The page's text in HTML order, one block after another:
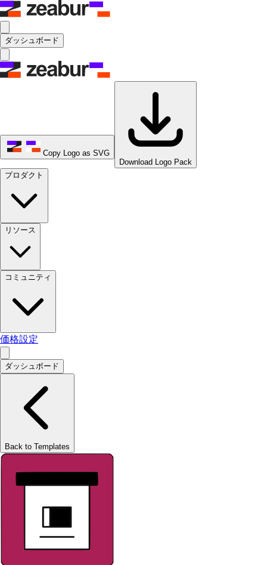
ダッシュボード
Copy Logo as SVG
Download Logo Pack
プロダクト
リソース
コミュニティ
価格設定
ダッシュボード
Back to Templates